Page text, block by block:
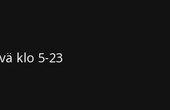
klo 5-23